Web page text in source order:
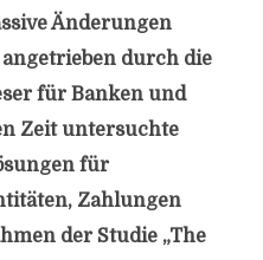
Änderungen
durch die
für Banken und
Zeit untersuchte
für
Zahlungen
der Studie „The